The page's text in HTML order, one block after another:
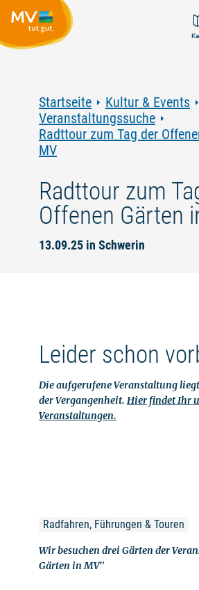
Inhalt
Footer
Startseite
Kultur & Events
Veranstaltungssuche
Radttour zum Tag der
MV
Radttour zum
Offenen Gärten
13.09.25 in Schwerin
Leider schon
Die aufgerufene Veranstaltung
der Vergangenheit. Hier findet Ihr
Veranstaltungen.
Radfahren, Führungen & Touren
Wir besuchen drei Gärten der
Gärten in MV"